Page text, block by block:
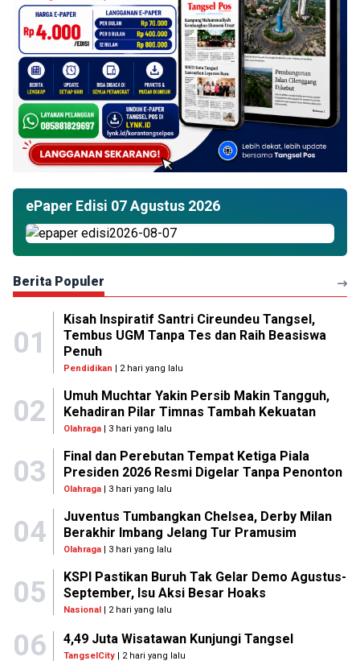
ePaper Edisi 07 Agustus 2026
Berita Populer
01
Kisah Inspiratif Santri Cireundeu Tangsel,
Tembus UGM Tanpa Tes dan Raih Beasiswa
Penuh
Pendidikan | 2 hari yang lalu
02
Umuh Muchtar Yakin Persib Makin Tangguh,
Kehadiran Pilar Timnas Tambah Kekuatan
Olahraga| 3 hari yang lalu
03
Final dan Perebutan Tempat Ketiga Piala
Presiden 2026 Resmi Digelar Tanpa Penonton
Olahraga| 3 hari yang lalu
04
Juventus Tumbangkan Chelsea, Derby Milan
Berakhir Imbang Jelang Tur Pramusim
Olahraga| 3 hari yang lalu
05
KSPI Pastikan Buruh Tak Gelar Demo Agustus-
September, Isu Aksi Besar Hoaks
Nasional| 2 hari yang lalu
06 4,49 Juta Wisatawan Kunjungi Tangsel
TangselCity | 2 hari yang lalu